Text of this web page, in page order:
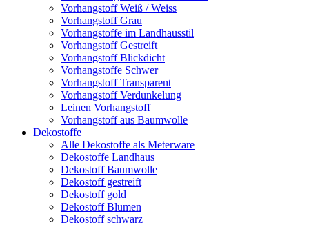
Vorhangstoff Weiß / Weiss
Vorhangstoff Grau
Vorhangstoffe im Landhausstil
Vorhangstoff Gestreift
Vorhangstoff Blickdicht
Vorhangstoffe Schwer
Vorhangstoff Transparent
Vorhangstoff Verdunkelung
Leinen Vorhangstoff
Vorhangstoff aus Baumwolle
Dekostoffe
Alle Dekostoffe als Meterware
Dekostoffe Landhaus
Dekostoff Baumwolle
Dekostoff gestreift
Dekostoff gold
Dekostoff Blumen
Dekostoff schwarz